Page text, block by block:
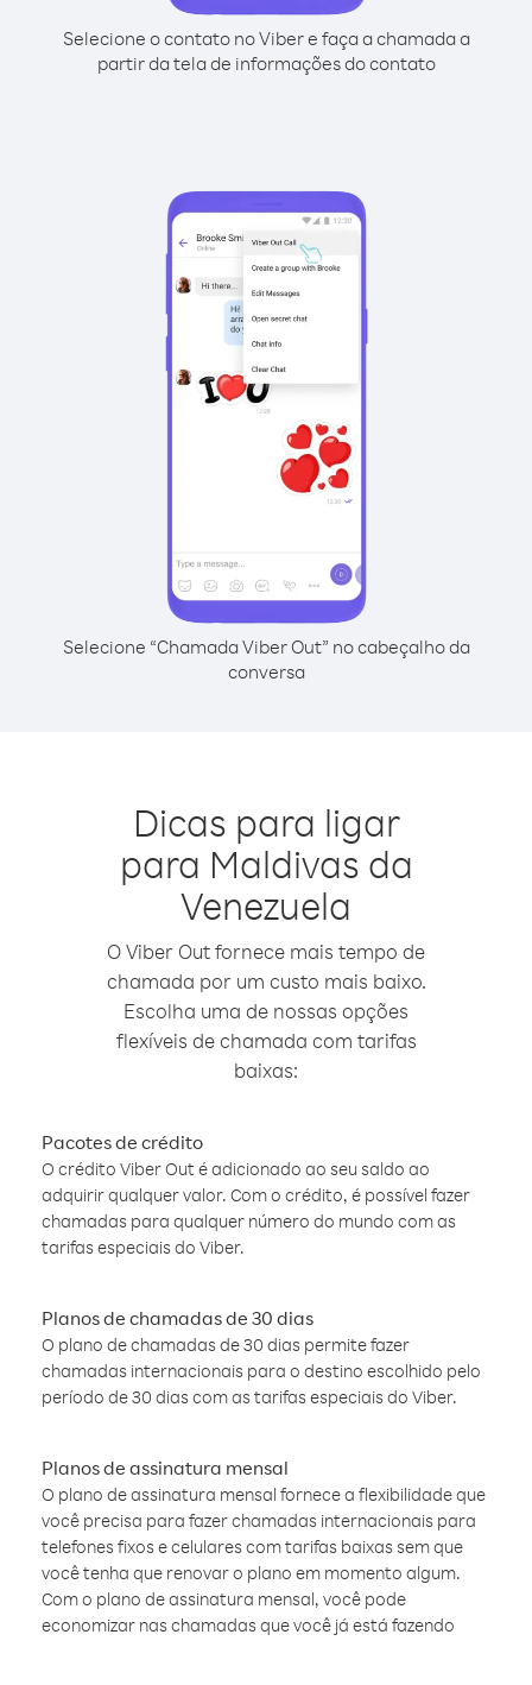
Selecione o contato no Viber e faça a chamada a
partir da tela de informações do contato
Selecione “Chamada Viber Out” no cabeçalho da
conversa
Dicas para ligar
para Maldivas da
Venezuela
O Viber Out fornece mais tempo de
chamada por um custo mais baixo.
Escolha uma de nossas opções
flexíveis de chamada com tarifas
baixas:
Pacotes de crédito
O crédito Viber Out é adicionado ao seu saldo ao
adquirir qualquer valor. Com o crédito, é possível fazer
chamadas para qualquer número do mundo com as
tarifas especiais do Viber.
Planos de chamadas de 30 dias
O plano de chamadas de 30 dias permite fazer
chamadas internacionais para o destino escolhido pelo
período de 30 dias com as tarifas especiais do Viber.
Planos de assinatura mensal
O plano de assinatura mensal fornece a flexibilidade que
você precisa para fazer chamadas internacionais para
telefones fixos e celulares com tarifas baixas sem que
você tenha que renovar o plano em momento algum.
Com o plano de assinatura mensal, você pode
economizar nas chamadas que você já está fazendo